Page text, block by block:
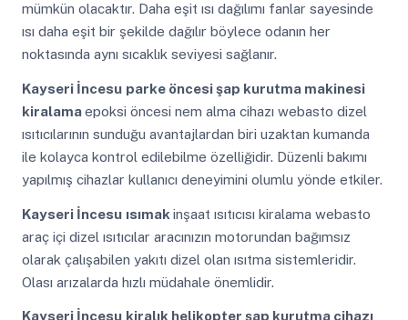
mümkün olacaktır. Daha eşit ısı dağılımı fanlar sayesinde
ısı daha eşit bir şekilde dağılır böylece odanın her
noktasında aynı sıcaklık seviyesi sağlanır.
Kayseri İncesu parke öncesi şap kurutma makinesi
kiralamaepoksi öncesi nem alma cihazı webasto dizel
ısıtıcılarının sunduğu avantajlardan biri uzaktan kumanda
ile kolayca kontrol edilebilme özelliğidir. Düzenli bakımı
yapılmış cihazlar kullanıcı deneyimini olumlu yönde etkiler.
Kayseri İncesu ısımak inşaat ısıtıcısı kiralama webasto
araç içi dizel ısıtıcılar aracınızın motorundan bağımsız
olarak çalışabilen yakıtı dizel olan ısıtma sistemleridir.
Olası arızalarda hızlı müdahale önemlidir.
Kayseri İncesu kiralık helikopter şap kurutma cihazı